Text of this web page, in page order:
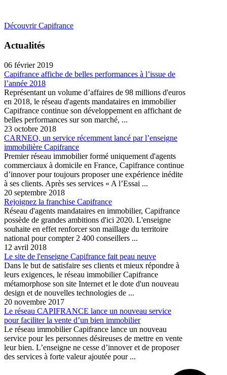
Découvrir Capifrance
Actualités
06 février 2019
Capifrance affiche de belles performances à l’issue de
l’année 2018
Représentant un volume d’affaires de 98 millions d'euros
en 2018, le réseau d'agents mandataires en immobilier
Capifrance continue son développement en affichant de
belles performances sur son marché, ...
23 octobre 2018
CARNEO, un service récemment lancé par l’enseigne
immobilière Capifrance
Premier réseau immobilier formé uniquement d'agents
commerciaux à domicile en France, Capifrance continue
d’innover pour toujours proposer une expérience inédite
à ses clients. Après ses services « A l’Essai ...
20 septembre 2018
Rejoignez la franchise Capifrance
Réseau d'agents mandataires en immobilier, Capifrance
possède de grandes ambitions d'ici 2020. L'enseigne
souhaite en effet renforcer son maillage du territoire
national pour compter 2 400 conseillers ...
12 avril 2018
Le site de l'enseigne Capifrance fait peau neuve
Dans le but de satisfaire ses clients et mieux répondre à
leurs exigences, le réseau immobilier Capifrance
métamorphose son site Internet et le dote d'un nouveau
design et de nouvelles technologies de ...
20 novembre 2017
Le réseau CAPIFRANCE lance un nouveau service
pour faciliter la vente d’un bien immobilier
Le réseau immobilier Capifrance lance un nouveau
service pour les personnes désireuses de mettre en vente
leur bien. L’enseigne ne cesse d’innover et de proposer
des services à forte valeur ajoutée pour ...